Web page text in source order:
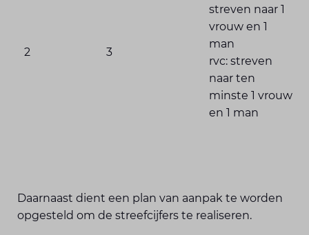
2 3
streven naar 1
vrouw en 1
man
rvc: streven
naar ten
minste 1 vrouw
en 1 man
Daarnaast dient een plan van aanpak te worden
opgesteld om de streefcijfers te realiseren.